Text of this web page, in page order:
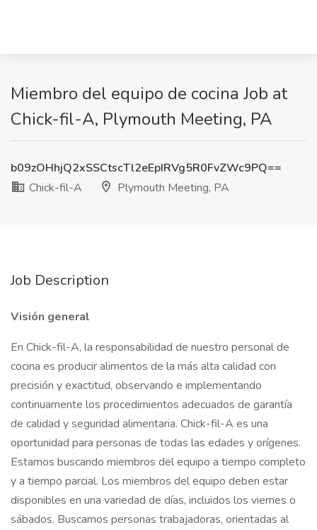
Miembro del equipo de cocina Job at
Chick-fil-A, Plymouth Meeting, PA
b09zOHhjQ2xSSCtscTl2eEpIRVg5R0FvZWc9PQ==
Chick-fil-A
Plymouth Meeting, PA
Job Description
Visión general
En Chick-fil-A, la responsabilidad de nuestro personal de
cocina es producir alimentos de la más alta calidad con
precisión y exactitud, observando e implementando
continuamente los procedimientos adecuados de garantía
de calidad y seguridad alimentaria. Chick-fil-A es una
oportunidad para personas de todas las edades y orígenes.
Estamos buscando miembros del equipo a tiempo completo
y a tiempo parcial. Los miembros del equipo deben estar
disponibles en una variedad de días, incluidos los viernes o
sábados. Buscamos personas trabajadoras, orientadas al